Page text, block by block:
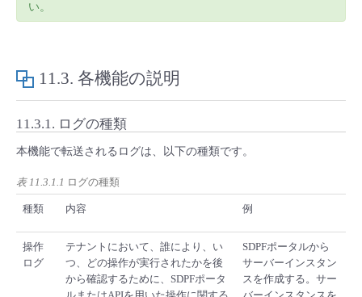
い。
11.3. 各機能の説明
11.3.1. ログの種類
本機能で転送されるログは、以下の種類です。
表 11.3.1.1 ログの種類
種類 内容 例
操作
ログ
テナントにおいて、誰により、い
つ、どの操作が実行されたかを後
から確認するために、SDPFポータ
SDPFポータルから
サーバーインスタン
スを作成する。サー